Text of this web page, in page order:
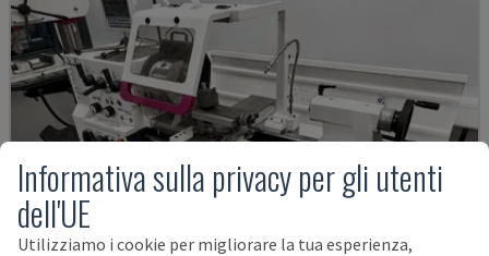
Informativa sulla privacy per gli utenti
dell'UE
Utilizziamo i cookie per migliorare la tua esperienza,